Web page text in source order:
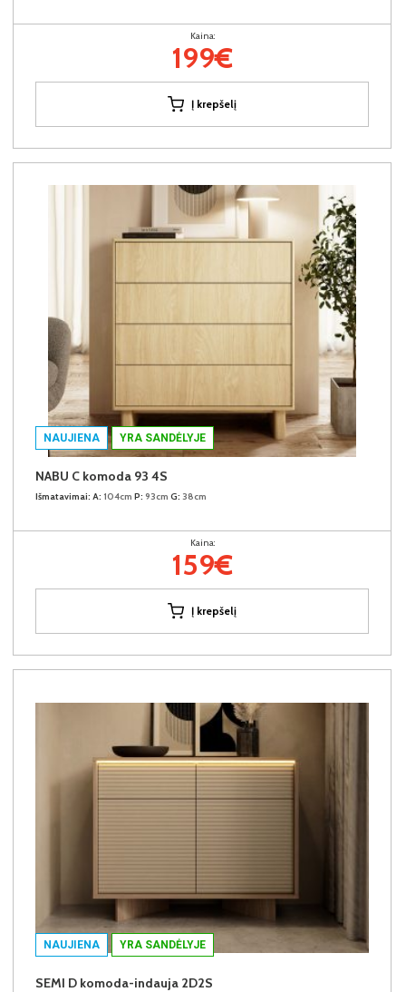
Kaina:
199€
Į krepšelį
NAUJIENA YRA SANDĖLYJE
NABU C komoda 93 4S
Išmatavimai: A: 104cm P: 93cm G: 38cm
Kaina:
159€
Į krepšelį
NAUJIENA YRA SANDĖLYJE
SEMI D komoda-indauja 2D2S